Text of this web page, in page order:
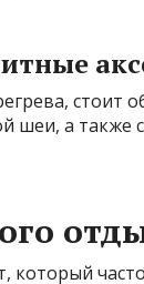
стоит
шеи, а также
который